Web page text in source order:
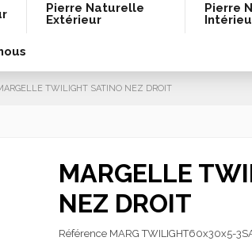
Pierre Naturelle
Extérieur
Pierre
TWILIGHT SATINO NEZ DROIT
MARGELLE
NEZ DROIT
Référence MARG TWILIGHT60x30x5-